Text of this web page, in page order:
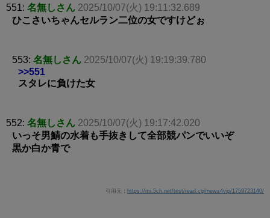
551: 名無しさん 2025/10/07(火) 19:11:32.689
ひこさいちゃんセルラン二位の女ですけどぉ
553: 名無しさん 2025/10/07(火) 19:19:39.780
>>551
スタレに負けた女
552: 名無しさん 2025/10/07(火) 19:17:42.020
いっそ男鯖の水着も手抜きして全部競パンでいいぞ
黒か白か青で
引用元： https://mi.5ch.net/test/read.cgi/news4vip/1759723140/